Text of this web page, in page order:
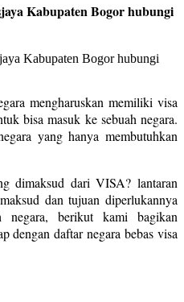
Kabupaten Bogor hubungi
mengharuskan memiliki visa
bisa masuk ke sebuah negara.
yang hanya membutuhkan
dimaksud dari VISA? lantaran
dan tujuan diperlukannya
berikut kami bagikan
dengan daftar negara bebas visa